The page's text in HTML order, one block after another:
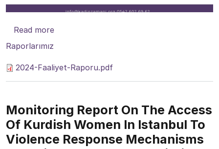
Read moreabout Kadın Zamanı Derneği 2024 Faaliyet
Raporlarımız
2024-Faaliyet-Raporu.pdf
Monitoring Report On The Access
Of Kurdish Women In Istanbul To
Violence Response Mechanisms